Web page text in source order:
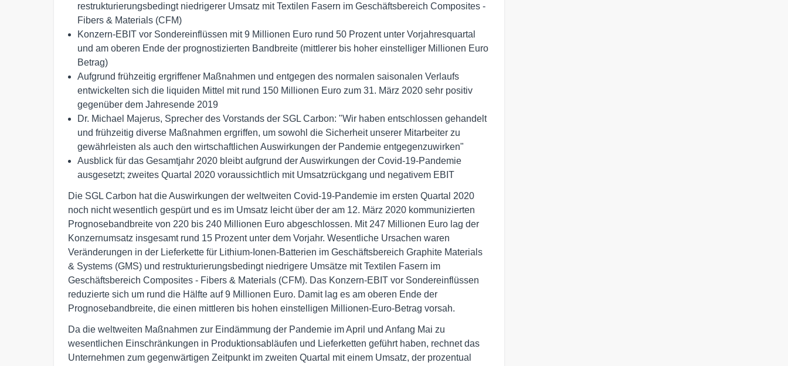
restrukturierungsbedingt niedrigerer Umsatz mit Textilen Fasern im Geschäftsbereich Composites -
Fibers & Materials (CFM)
Konzern-EBIT vor Sondereinflüssen mit 9 Millionen Euro rund 50 Prozent unter Vorjahresquartal
und am oberen Ende der prognostizierten Bandbreite (mittlerer bis hoher einstelliger Millionen Euro
Betrag)
Aufgrund frühzeitig ergriffener Maßnahmen und entgegen des normalen saisonalen Verlaufs
entwickelten sich die liquiden Mittel mit rund 150 Millionen Euro zum 31. März 2020 sehr positiv
gegenüber dem Jahresende 2019
Dr. Michael Majerus, Sprecher des Vorstands der SGL Carbon: "Wir haben entschlossen gehandelt
und frühzeitig diverse Maßnahmen ergriffen, um sowohl die Sicherheit unserer Mitarbeiter zu
gewährleisten als auch den wirtschaftlichen Auswirkungen der Pandemie entgegenzuwirken"
Ausblick für das Gesamtjahr 2020 bleibt aufgrund der Auswirkungen der Covid-19-Pandemie
ausgesetzt; zweites Quartal 2020 voraussichtlich mit Umsatzrückgang und negativem EBIT
Die SGL Carbon hat die Auswirkungen der weltweiten Covid-19-Pandemie im ersten Quartal 2020
noch nicht wesentlich gespürt und es im Umsatz leicht über der am 12. März 2020 kommunizierten
Prognosebandbreite von 220 bis 240 Millionen Euro abgeschlossen. Mit 247 Millionen Euro lag der
Konzernumsatz insgesamt rund 15 Prozent unter dem Vorjahr. Wesentliche Ursachen waren
Veränderungen in der Lieferkette für Lithium-Ionen-Batterien im Geschäftsbereich Graphite Materials
& Systems (GMS) und restrukturierungsbedingt niedrigere Umsätze mit Textilen Fasern im
Geschäftsbereich Composites - Fibers & Materials (CFM). Das Konzern-EBIT vor Sondereinflüssen
reduzierte sich um rund die Hälfte auf 9 Millionen Euro. Damit lag es am oberen Ende der
Prognosebandbreite, die einen mittleren bis hohen einstelligen Millionen-Euro-Betrag vorsah.
Da die weltweiten Maßnahmen zur Eindämmung der Pandemie im April und Anfang Mai zu
wesentlichen Einschränkungen in Produktionsabläufen und Lieferketten geführt haben, rechnet das
Unternehmen zum gegenwärtigen Zeitpunkt im zweiten Quartal mit einem Umsatz, der prozentual